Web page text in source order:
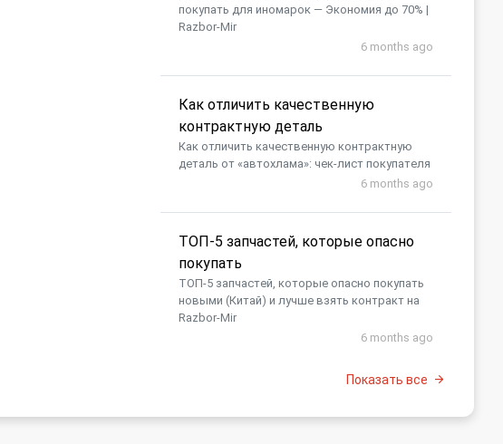
покупать для иномарок — Экономия до 70% |
Razbor-Mir
6 months ago
Как отличить качественную
контрактную деталь
Как отличить качественную контрактную
деталь от «автохлама»: чек-лист покупателя
6 months ago
​ТОП-5 запчастей, которые опасно
покупать
​ТОП-5 запчастей, которые опасно покупать
новыми (Китай) и лучше взять контракт на
Razbor-Mir
6 months ago
Показать все